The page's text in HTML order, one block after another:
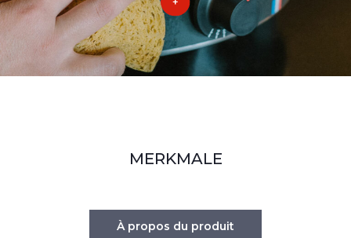
MERKMALE
À propos du produit